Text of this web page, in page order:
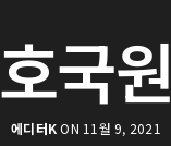
호국원
에디터KON 11월 9, 2021